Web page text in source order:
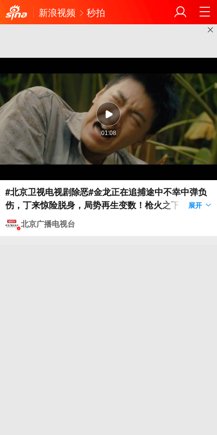
新浪视频 秒拍
01:08
#北京卫视电视剧除恶#金龙正在追捕途中不幸中弹负
伤，丁来惊险脱身，局势再生变数！枪火之下，步步
惊险！@王宥钧_ @叶祖新 每晚19:30，北京卫视品
展开
北京广播电视台